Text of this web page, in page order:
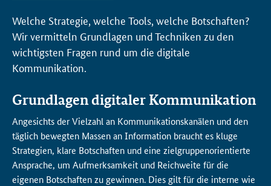
Welche Strategie, welche Tools, welche Botschaften?
Wir vermitteln Grundlagen und Techniken zu den
wichtigsten Fragen rund um die digitale
Kommunikation.
Grundlagen digitaler Kommunikation
Angesichts der Vielzahl an Kommunikationskanälen und den
täglich bewegten Massen an Information braucht es kluge
Strategien, klare Botschaften und eine zielgruppenorientierte
Ansprache, um Aufmerksamkeit und Reichweite für die
eigenen Botschaften zu gewinnen. Dies gilt für die interne wie